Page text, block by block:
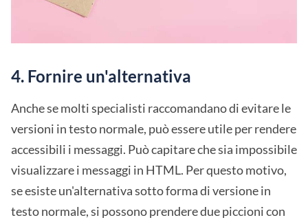
4. Fornire un'alternativa
Anche se molti specialisti raccomandano di evitare le
versioni in testo normale, può essere utile per rendere
accessibili i messaggi. Può capitare che sia impossibile
visualizzare i messaggi in HTML. Per questo motivo,
se esiste un'alternativa sotto forma di versione in
testo normale, si possono prendere due piccioni con